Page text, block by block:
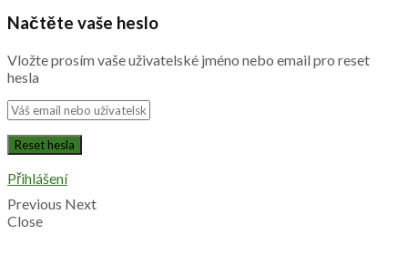
Načtěte vaše heslo
Vložte prosím vaše uživatelské jméno nebo email pro reset
hesla
Přihlášení
Previous Next
Close